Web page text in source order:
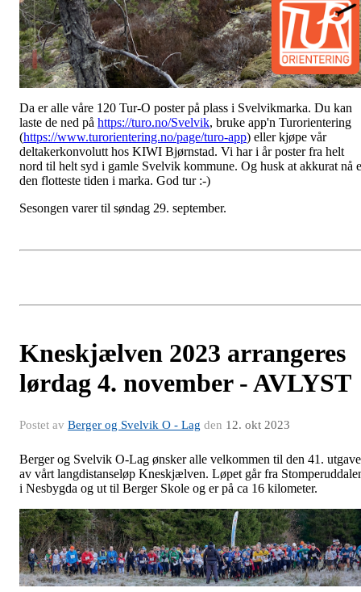
Da er alle våre 120 Tur-O poster på plass i Svelvikmarka. Du kan
laste de ned på https://turo.no/Svelvik, bruke app'n Turorientering
(https://www.turorientering.no/page/turo-app) eller kjøpe vår
deltakerkonvolutt hos KIWI Bjørnstad. Vi har i år poster fra helt
nord til helt syd i gamle Svelvik kommune. Og husk at akkurat nå
den flotteste tiden i marka. God tur :-)
Sesongen varer til søndag 29. september.
Kneskjælven 2023 arrangeres
lørdag 4. november - AVLYST
Postet av Berger og Svelvik O - Lag den 12. okt 2023
Berger og Svelvik O-Lag ønsker alle velkommen til den 41.
av vårt langdistanseløp Kneskjælven. Løpet går fra
i Nesbygda og ut til Berger Skole og er på ca 16 kilometer.